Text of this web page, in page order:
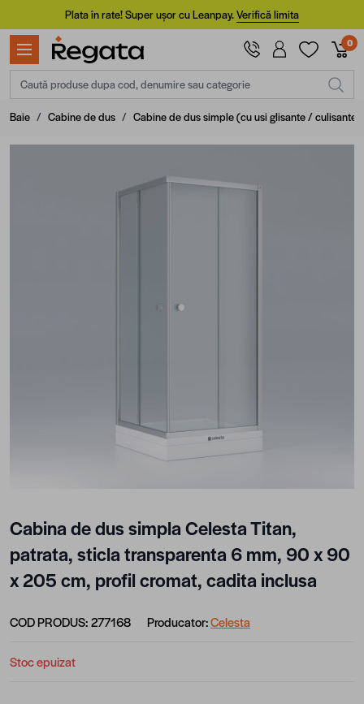
Mergi la ConținutPlata în rate! Super ușor cu Leanpay.Verifică limita
0
Caută produse dupa cod, denumire sau categorie
Baie / Cabine de dus / Cabine de dus simple (cu usi glisante / culisante)
Cabina de dus simpla Celesta Titan,
patrata, sticla transparenta 6 mm, 90 x 90
x 205 cm, profil cromat, cadita inclusa
COD PRODUS:277168 Producator:Celesta
Stoc epuizat